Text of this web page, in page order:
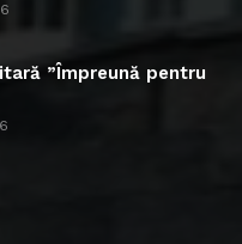
”Împreună pentru